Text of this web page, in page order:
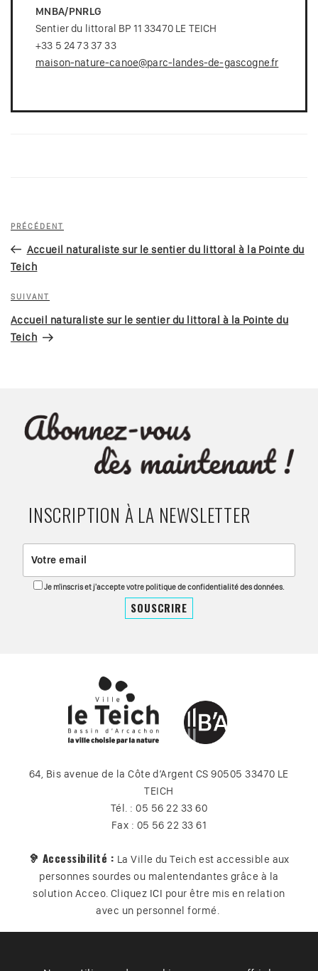
MNBA/PNRLG
Sentier du littoral BP 11 33470 LE TEICH
+33 5 24 73 37 33
maison-nature-canoe@parc-landes-de-gascogne.fr
Navigation
l’article
Article
précédent
PRÉCÉDENT
Accueil naturaliste sur le sentier du littoral à la Pointe du
Teich
Article
suivant
SUIVANT
Accueil naturaliste sur le sentier du littoral à la Pointe du
Teich
INSCRIPTION À LA NEWSLETTER
Je m'inscris et j'accepte votre politique de confidentialité des données.
64, Bis avenue de la Côte d’Argent CS 90505 33470 LE
TEICH
Tél. : 05 56 22 33 60
Fax : 05 56 22 33 61
🦻 Accessibilité : La Ville du Teich est accessible aux
personnes sourdes ou malentendantes grâce à la
solution Acceo. Cliquez ICI pour être mis en relation
avec un personnel formé.